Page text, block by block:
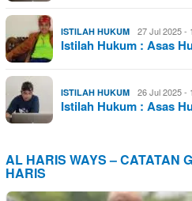
ISTILAH HUKUM 27 Jul 2025 -
Istilah Hukum : Asas
ISTILAH HUKUM 26 Jul 2025 -
Istilah Hukum : Asas
AL HARIS WAYS – CATATAN
HARIS